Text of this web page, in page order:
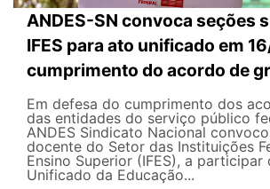
ANDES-SN convoca seções
IFES para ato unificado em
cumprimento do acordo de
Em defesa do cumprimento dos
das entidades do serviço público
ANDES Sindicato Nacional
docente do Setor das Instituições
Ensino Superior (IFES), a participar
Unificado da Educação...